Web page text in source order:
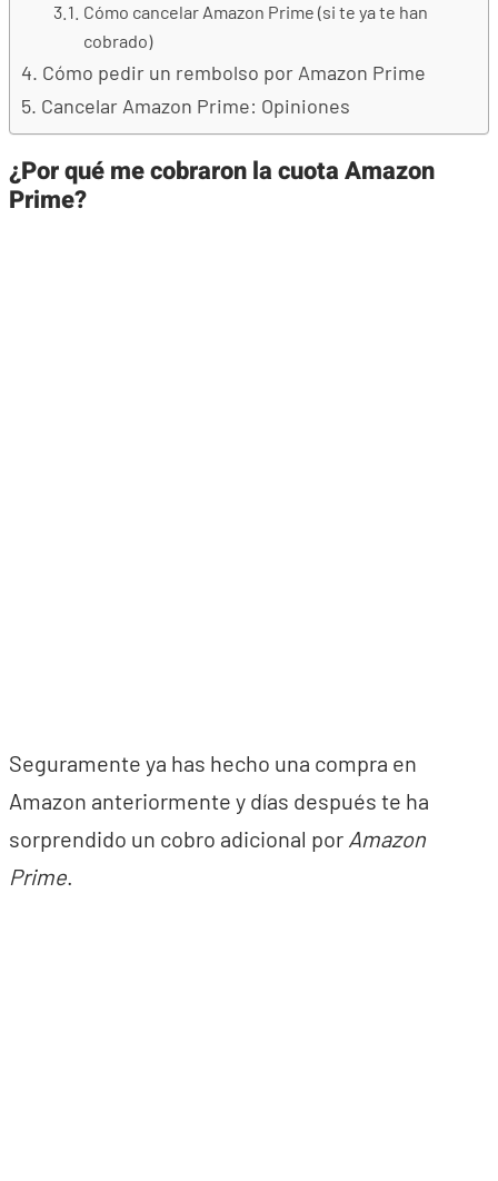
Cómo cancelar Amazon Prime (si te ya te han
cobrado)
Cómo pedir un rembolso por Amazon Prime
Cancelar Amazon Prime: Opiniones
¿Por qué me cobraron la cuota Amazon
Prime?
Seguramente ya has hecho una compra en
Amazon anteriormente y días después te ha
sorprendido un cobro adicional por Amazon
Prime.